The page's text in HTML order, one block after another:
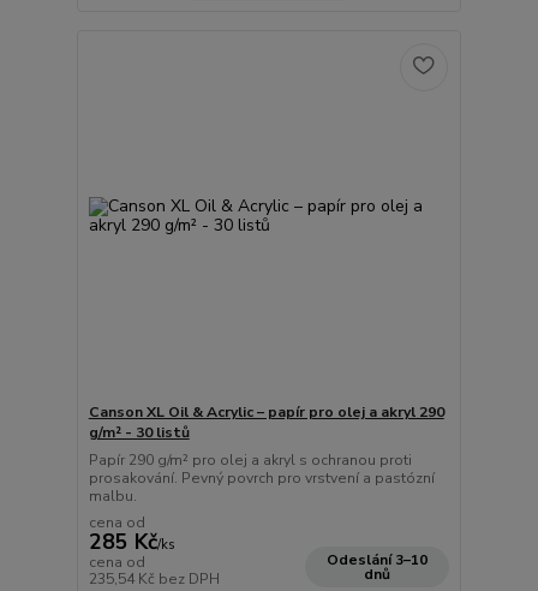
Canson XL Oil & Acrylic – papír pro olej a akryl 290
g/m² - 30 listů
Papír 290 g/m² pro olej a akryl s ochranou proti
prosakování. Pevný povrch pro vrstvení a pastózní
malbu.
cena od
285 Kč/ks
cena od
235,54 Kč bez DPH
Odeslání 3–10
dnů